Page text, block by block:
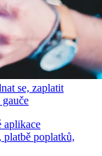
se, zaplatit
aplikace
poplatků,